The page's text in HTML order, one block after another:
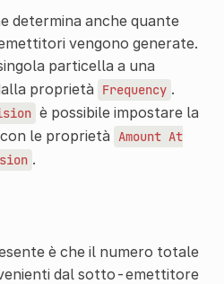
determina anche quante
vengono generate.
particella a una
proprietà
Frequency .
è possibile impostare la
le proprietà Amount At
.
è che il numero totale
dal sotto-emettitore